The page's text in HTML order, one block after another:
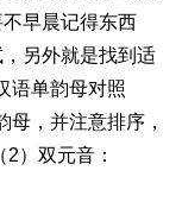
早晨记得东西
另外就是找到适
语单韵母对照
，并注意排序，
）双元音：